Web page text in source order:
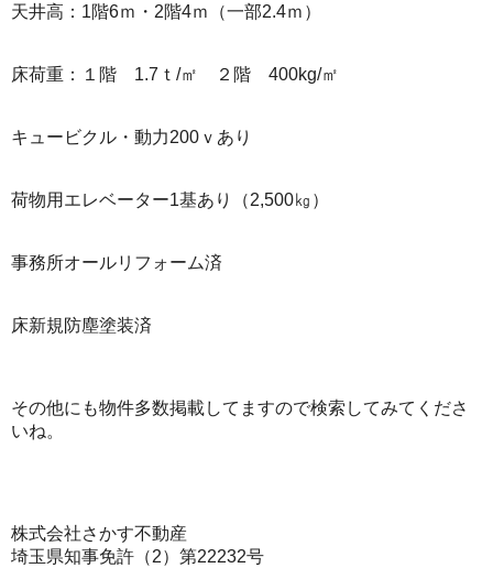
天井高：1階6ｍ・2階4ｍ（一部2.4ｍ）
床荷重：１階 1.7ｔ/㎡ ２階 400kg/㎡
キュービクル・動力200ｖあり
荷物用エレベーター1基あり（2,500㎏）
事務所オールリフォーム済
床新規防塵塗装済
その他にも物件多数掲載してますので検索してみてくださ
いね。
株式会社さかす不動産
埼玉県知事免許（2）第22232号